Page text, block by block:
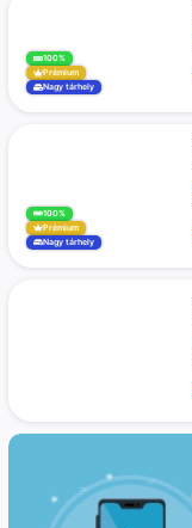
100%
Prémium
Nagy tárhely
100%
Prémium
Nagy tárhely